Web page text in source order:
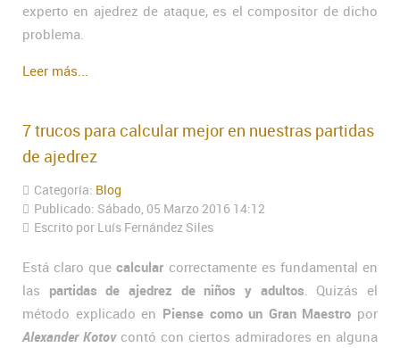
experto en ajedrez de ataque, es el compositor de dicho
problema.
Leer más...
7 trucos para calcular mejor en nuestras partidas
de ajedrez
Categoría: Blog
Publicado: Sábado, 05 Marzo 2016 14:12
Escrito por Luís Fernández Siles
Está claro que calcular correctamente es fundamental en
las partidas de ajedrez de niños y adultos. Quizás el
método explicado en Piense como un Gran Maestro por
Alexander Kotovcontó con ciertos admiradores en alguna